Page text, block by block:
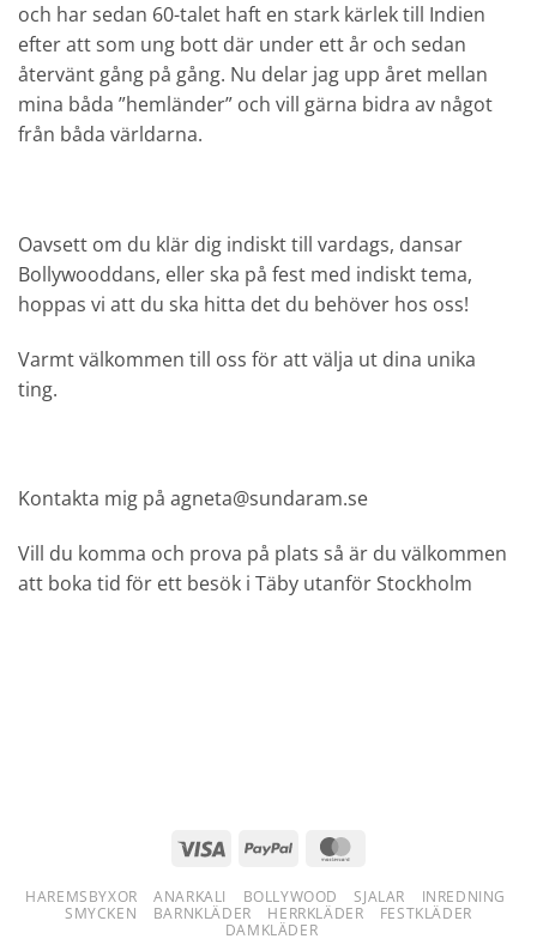
och har sedan 60-talet haft en stark kärlek till Indien
efter att som ung bott där under ett år och sedan
återvänt gång på gång. Nu delar jag upp året mellan
mina båda ”hemländer” och vill gärna bidra av något
från båda världarna.
Oavsett om du klär dig indiskt till vardags, dansar
Bollywooddans, eller ska på fest med indiskt tema,
hoppas vi att du ska hitta det du behöver hos oss!
Varmt välkommen till oss för att välja ut dina unika
ting.
Kontakta mig på agneta@sundaram.se
Vill du komma och prova på plats så är du välkommen
att boka tid för ett besök i Täby utanför Stockholm
Visa PayPal
HAREMSBYXOR ANARKALI BOLLYWOOD SJALAR
INREDNING
SMYCKEN
BARNKLÄDER HERRKLÄDER
FESTKLÄDER
DAMKLÄDER